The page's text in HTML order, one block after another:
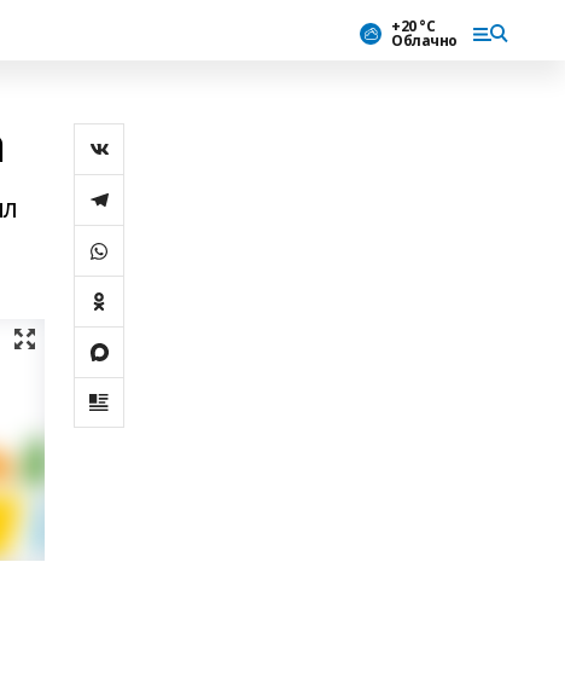
+20 °С
Облачно